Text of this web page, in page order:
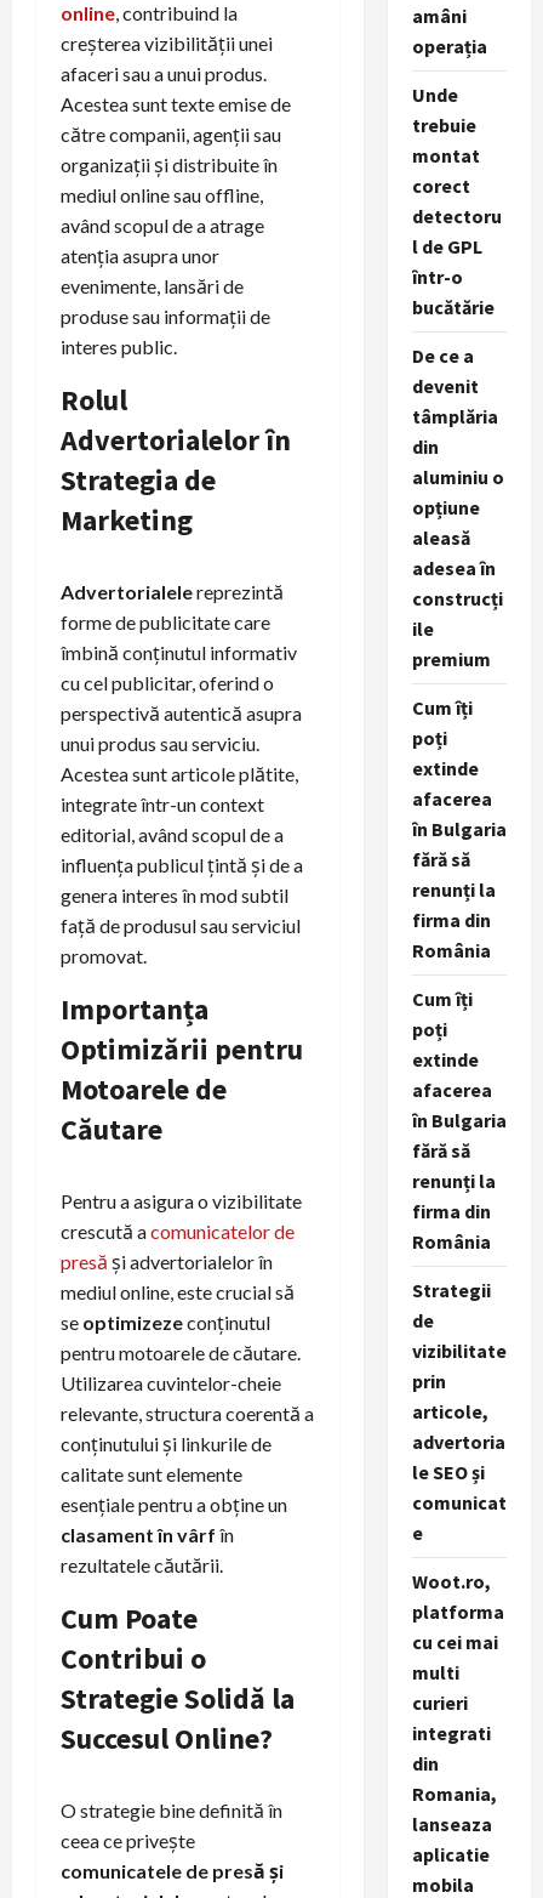
online, contribuind la
creșterea vizibilității unei
afaceri sau a unui produs.
Acestea sunt texte emise de
către companii, agenții sau
organizații și distribuite în
mediul online sau offline,
având scopul de a atrage
atenția asupra unor
evenimente, lansări de
produse sau informații de
interes public.
Rolul
Advertorialelor în
Strategia de
Marketing
Advertorialelereprezintă
forme de publicitate care
îmbină conținutul informativ
cu cel publicitar, oferind o
perspectivă autentică asupra
unui produs sau serviciu.
Acestea sunt articole plătite,
integrate într-un context
editorial, având scopul de a
influența publicul țintă și de a
genera interes în mod subtil
față de produsul sau serviciul
promovat.
Importanța
Optimizării pentru
Motoarele de
Căutare
Pentru a asigura o vizibilitate
crescută acomunicatelor de
presă și advertorialelor în
mediul online, este crucial să
se optimizezeconținutul
pentru motoarele de căutare.
Utilizarea cuvintelor-cheie
relevante, structura coerentă a
conținutului și linkurile de
calitate sunt elemente
esențiale pentru a obține un
clasament în vârf în
rezultatele căutării.
Cum Poate
Contribui o
Strategie Solidă la
Succesul Online?
O strategie bine definită în
ceea ce privește
comunicatele de presă și
amâni
operația
Unde
trebuie
montat
corect
detectoru
l de GPL
într-o
bucătărie
De ce a
devenit
tâmplăria
din
aluminiu o
opțiune
aleasă
adesea în
construcți
ile
premium
Cum îți
poți
extinde
afacerea
în Bulgaria
fără să
renunți la
firma din
România
Cum îți
poți
extinde
afacerea
în Bulgaria
fără să
renunți la
firma din
România
Strategii
de
vizibilitate
prin
articole,
advertoria
le SEO și
comunicat
e
Woot.ro,
platforma
cu cei mai
multi
curieri
integrati
din
Romania,
lanseaza
aplicatie
mobila